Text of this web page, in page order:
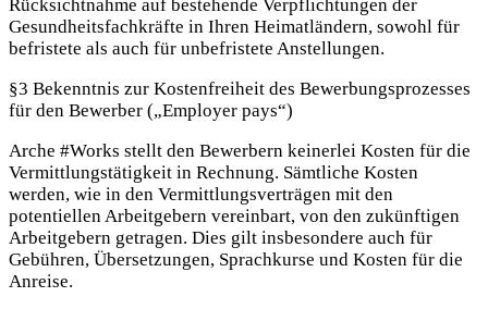
Rücksichtnahme auf bestehende Verpflichtungen der
Gesundheitsfachkräfte in Ihren Heimatländern, sowohl für
befristete als auch für unbefristete Anstellungen.
§3 Bekenntnis zur Kostenfreiheit des Bewerbungsprozesses
für den Bewerber („Employer pays“)
Arche #Works stellt den Bewerbern keinerlei Kosten für die
Vermittlungstätigkeit in Rechnung. Sämtliche Kosten
werden, wie in den Vermittlungsverträgen mit den
potentiellen Arbeitgebern vereinbart, von den zukünftigen
Arbeitgebern getragen. Dies gilt insbesondere auch für
Gebühren, Übersetzungen, Sprachkurse und Kosten für die
Anreise.